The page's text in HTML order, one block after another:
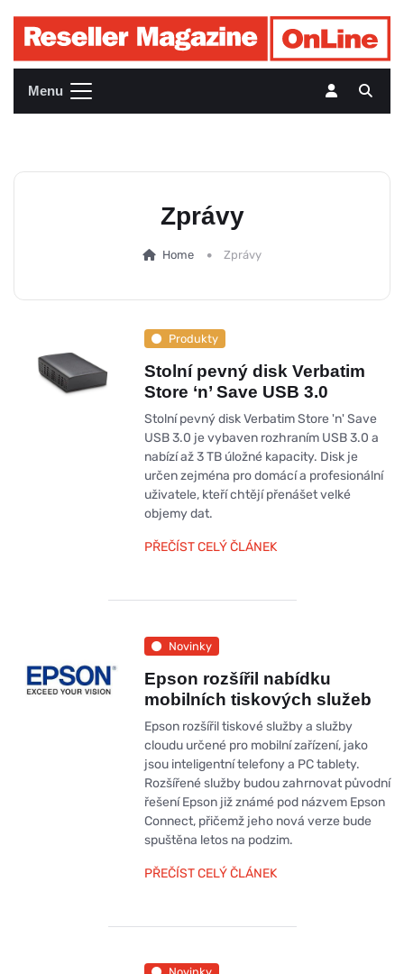
Menu
Zprávy
Home Zprávy
Produkty
Stolní pevný disk Verbatim
Store ‘n’ Save USB 3.0
Stolní pevný disk Verbatim Store 'n' Save
USB 3.0 je vybaven rozhraním USB 3.0 a
nabízí až 3 TB úložné kapacity. Disk je
určen zejména pro domácí a profesionální
uživatele, kteří chtějí přenášet velké
objemy dat.
PŘEČÍST CELÝ ČLÁNEK
Novinky
Epson rozšířil nabídku
mobilních tiskových služeb
Epson rozšířil tiskové služby a služby
cloudu určené pro mobilní zařízení, jako
jsou inteligentní telefony a PC tablety.
Rozšířené služby budou zahrnovat původní
řešení Epson již známé pod názvem Epson
Connect, přičemž jeho nová verze bude
spuštěna letos na podzim.
PŘEČÍST CELÝ ČLÁNEK